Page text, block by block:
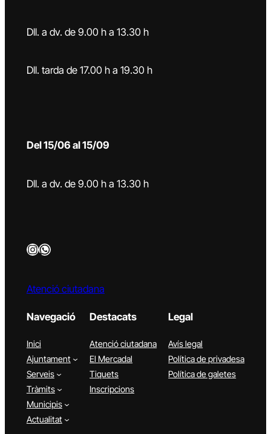
Dll. a dv. de 9.00 h a 13.30 h
Dll. tarda de 17.00 h a 19.30 h
Del 15/06 al 15/09
Dll. a dv. de 9.00 h a 13.30 h
InstagramWhatsApp
Atenció ciutadana
Navegació
Inici
Ajuntament
Serveis
Tràmits
Municipis
Actualitat
Destacats
Atenció ciutadana
El Mercadal
Tiquets
Inscripcions
Legal
Avís legal
Política de privadesa
Política de galetes